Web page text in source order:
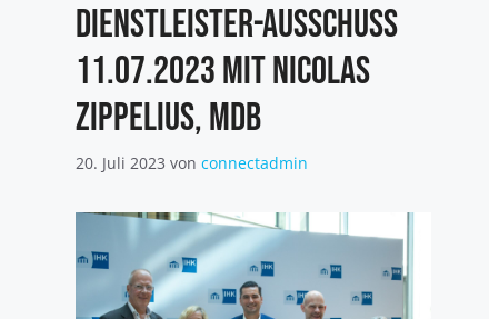
Dienstleister-Ausschuss
11.07.2023 mit Nicolas
Zippelius, MdB
20. Juli 2023 von connectadmin